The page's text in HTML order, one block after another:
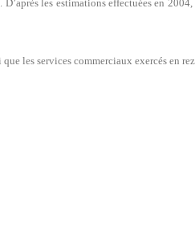
les estimations effectuées en
les services commerciaux exercés en